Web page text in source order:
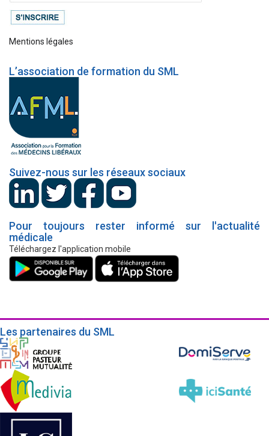
Mentions légales
L’association de formation du SML
Suivez-nous sur les réseaux sociaux
Pour toujours rester informé sur l'actualité
médicale
Téléchargez l'application mobile
Les partenaires du SML